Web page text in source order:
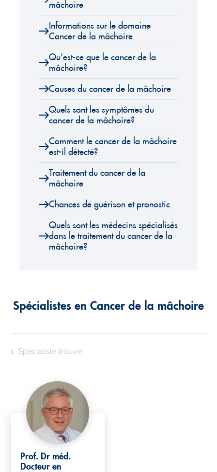
mâchoire
Informations sur le domaine
Cancer de la mâchoire
Qu'est-ce que le cancer de la
mâchoire?
Causes du cancer de la mâchoire
Quels sont les symptômes du
cancer de la mâchoire?
Comment le cancer de la mâchoire
est-il détecté?
Traitement du cancer de la
mâchoire
Chances de guérison et pronostic
Quels sont les médecins spécialisés
dans le traitement du cancer de la
mâchoire?
Spécialistes en Cancer de la mâchoire
1 Spécialiste trouvé
Prof. Dr méd.
Docteur en